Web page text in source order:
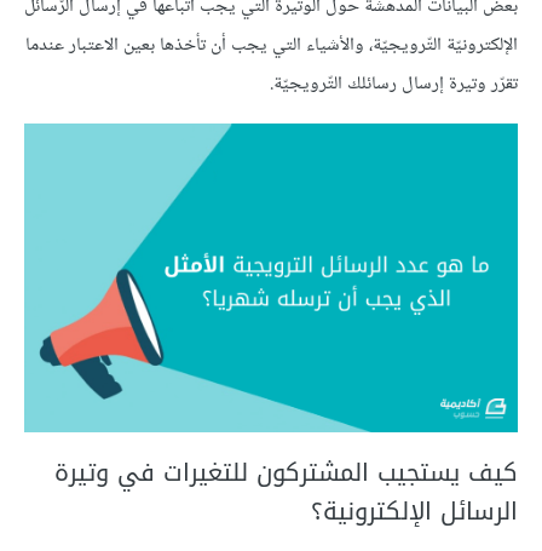
بعض البيانات المدهشة حول الوتيرة التي يجب اتّباعها في إرسال الرّسائل
الإلكترونيّة التّرويجيّة، والأشياء التي يجب أن تأخذها بعين الاعتبار عندما
تقرّر وتيرة إرسال رسائلك التّرويجيّة.
كيف يستجيب المشتركون للتغيرات في وتيرة
الرسائل الإلكترونية؟